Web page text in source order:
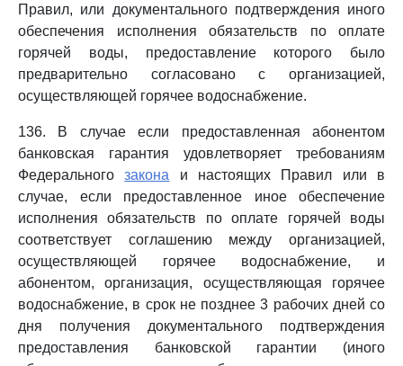
Правил, или документального подтверждения иного
обеспечения исполнения обязательств по оплате
горячей воды, предоставление которого было
предварительно согласовано с организацией,
осуществляющей горячее водоснабжение.
136. В случае если предоставленная абонентом
банковская гарантия удовлетворяет требованиям
Федеральногозакона и настоящих Правил или в
случае, если предоставленное иное обеспечение
исполнения обязательств по оплате горячей воды
соответствует соглашению между организацией,
осуществляющей горячее водоснабжение, и
абонентом, организация, осуществляющая горячее
водоснабжение, в срок не позднее 3 рабочих дней со
дня получения документального подтверждения
предоставления банковской гарантии (иного